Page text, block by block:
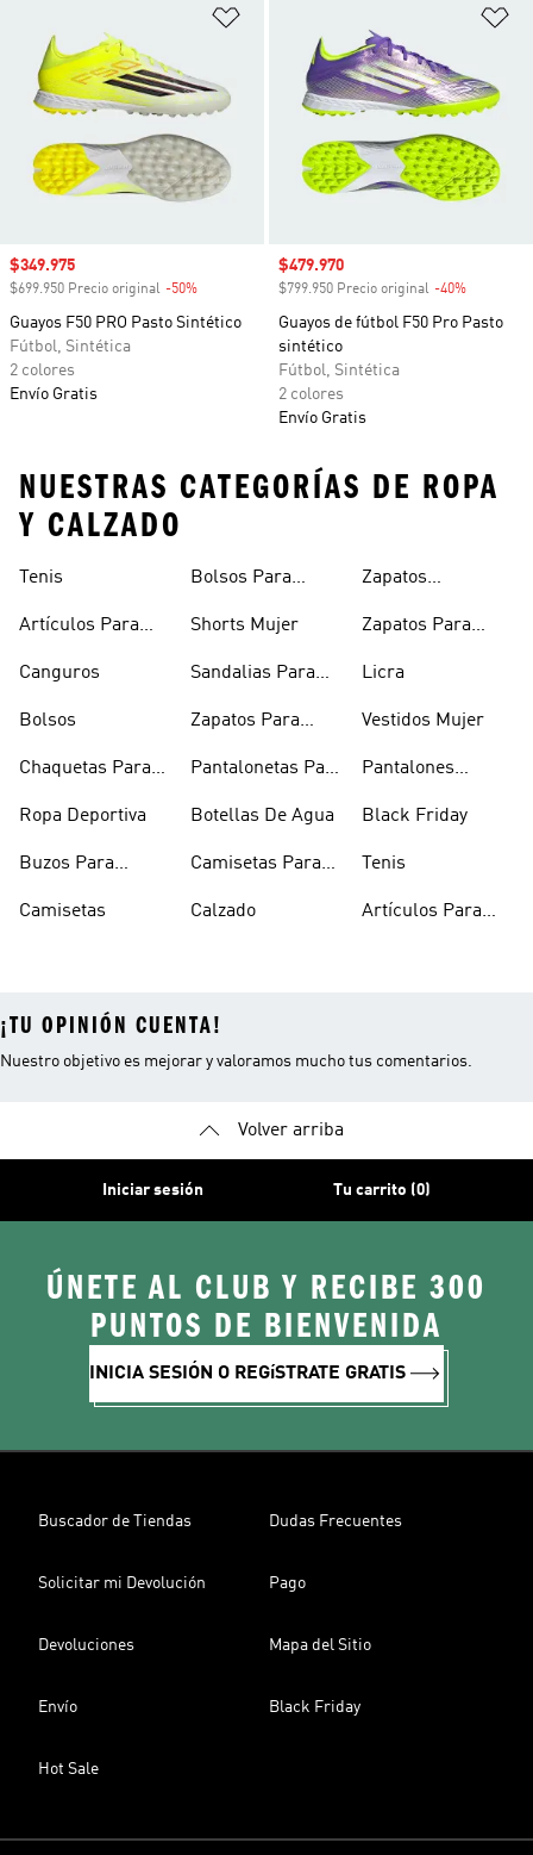
Precio de venta
$349.975
$699.950 Precio original -50%
Guayos F50 PRO Pasto Sintético
Fútbol, Sintética
2 colores
Envío Gratis
Precio de venta
$479.970
$799.950 Precio original -40%
Guayos de fútbol F50 Pro Pasto
sintético
Fútbol, Sintética
2 colores
Envío Gratis
NUESTRAS CATEGORÍAS DE ROPA
Y CALZADO
Tenis
Artículos Para
Canguros
Bolsos
Chaquetas Para
Ropa Deportiva
Buzos Para
Camisetas
Bolsos Para
Shorts Mujer
Sandalias Para
Zapatos Para
Pantalonetas Para
Botellas De Agua
Camisetas Para
Calzado
Zapatos
Zapatos Para
Licra
Vestidos Mujer
Pantalones
Black Friday
Tenis
Artículos Para
¡TU OPINIÓN CUENTA!
Nuestro objetivo es mejorar y valoramos mucho tus comentarios.
Volver arriba
Iniciar sesión Tu carrito (0)
ÚNETE AL CLUB Y RECIBE 300
PUNTOS DE BIENVENIDA
INICIA SESIÓN O REGíSTRATE GRATIS
Buscador de Tiendas Dudas Frecuentes
Solicitar mi Devolución Pago
Devoluciones Mapa del Sitio
Envío Black Friday
Hot Sale